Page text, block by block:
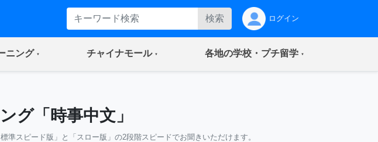
検索 ログイン
ニング(current) チャイナモール(current) 各地の学校・プチ留学(current)
グ「時事中文」
準スピード版」と「スロー版」の2段階スピードでお聞きいただけます。